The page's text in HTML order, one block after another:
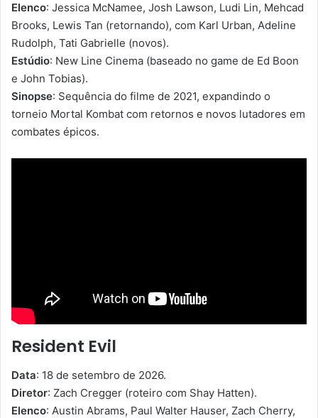
Elenco: Jessica McNamee, Josh Lawson, Ludi Lin, Mehcad
Brooks, Lewis Tan (retornando), com Karl Urban, Adeline
Rudolph, Tati Gabrielle (novos).
Estúdio: New Line Cinema (baseado no game de Ed Boon
e John Tobias).
Sinopse: Sequência do filme de 2021, expandindo o
torneio Mortal Kombat com retornos e novos lutadores em
combates épicos.
Resident Evil
Data: 18 de setembro de 2026.
Diretor: Zach Cregger (roteiro com Shay Hatten).
Elenco: Austin Abrams, Paul Walter Hauser, Zach Cherry,